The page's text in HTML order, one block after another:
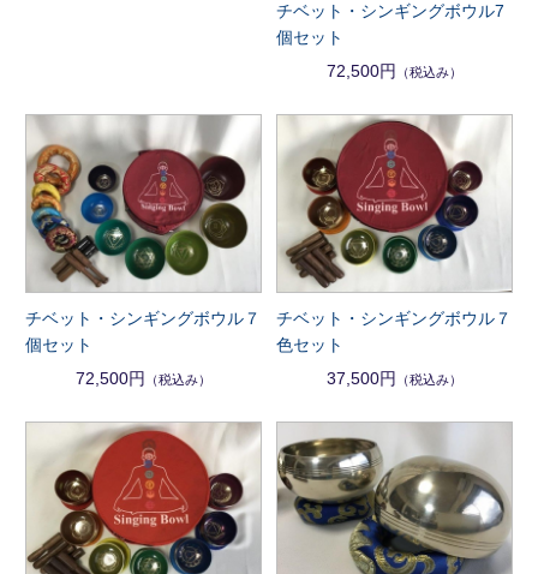
チベット・シンギングボウル7
個セット
72,500円
（税込み）
チベット・シンギングボウル７
個セット
72,500円 （税込み）
チベット・シンギングボウル７
色セット
37,500円
（税込み）